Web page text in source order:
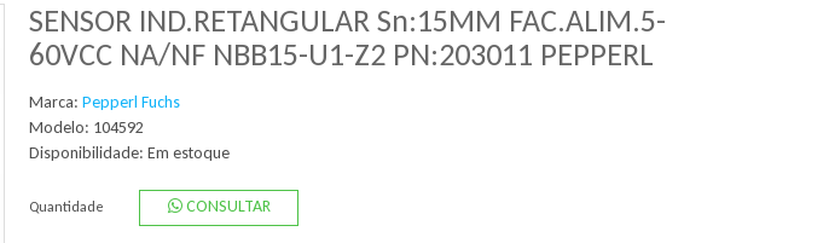
SENSOR IND.RETANGULAR Sn:15MM FAC.ALIM.5-
60VCC NA/NF NBB15-U1-Z2 PN:203011 PEPPERL
Marca: Pepperl Fuchs
Modelo: 104592
Disponibilidade: Em estoque
Quantidade CONSULTAR